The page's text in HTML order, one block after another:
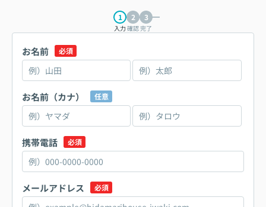
入力 確認完了
お名前 必須
お名前（カナ） 任意
携帯電話 必須
メールアドレス 必須